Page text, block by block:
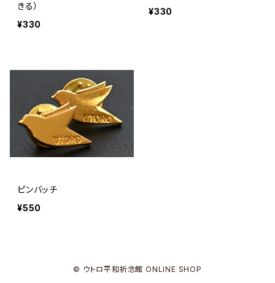
きる）
¥330
¥330
ピンバッチ
¥550
© ウトロ平和祈念館 ONLINE SHOP